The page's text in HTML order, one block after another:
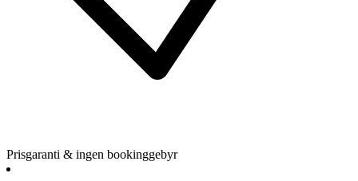
Prisgaranti & ingen bookinggebyr